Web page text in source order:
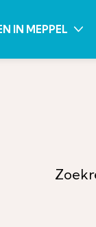
IN MEPPEL